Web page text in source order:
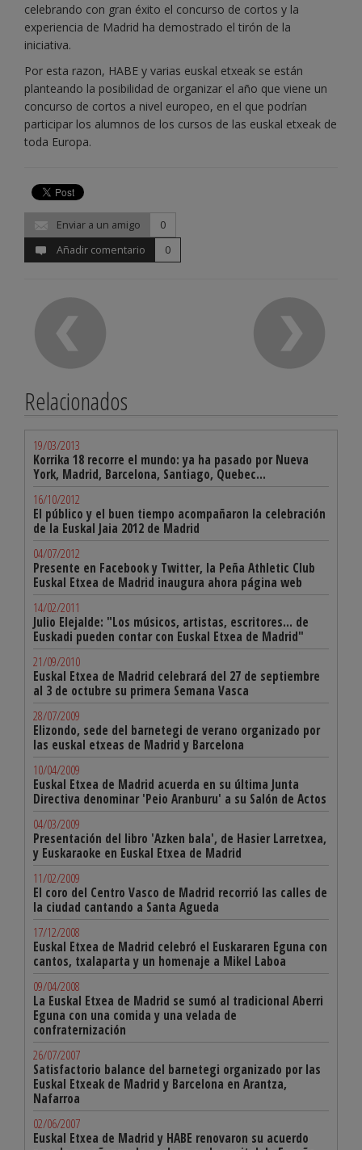
celebrando con gran éxito el concurso de cortos y la
experiencia de Madrid ha demostrado el tirón de la
iniciativa.
Por esta razon, HABE y varias euskal etxeak se están
planteando la posibilidad de organizar el año que viene un
concurso de cortos a nivel europeo, en el que podrían
participar los alumnos de los cursos de las euskal etxeak de
toda Europa.
Enviar a un amigo
0
Añadir comentario
0
Relacionados
19/03/2013
Korrika 18 recorre el mundo: ya ha pasado por Nueva
York, Madrid, Barcelona, Santiago, Quebec...
16/10/2012
El público y el buen tiempo acompañaron la celebración
de la Euskal Jaia 2012 de Madrid
04/07/2012
Presente en Facebook y Twitter, la Peña Athletic Club
Euskal Etxea de Madrid inaugura ahora página web
14/02/2011
Julio Elejalde: "Los músicos, artistas, escritores... de
Euskadi pueden contar con Euskal Etxea de Madrid"
21/09/2010
Euskal Etxea de Madrid celebrará del 27 de septiembre
al 3 de octubre su primera Semana Vasca
28/07/2009
Elizondo, sede del barnetegi de verano organizado por
las euskal etxeas de Madrid y Barcelona
10/04/2009
Euskal Etxea de Madrid acuerda en su última Junta
Directiva denominar 'Peio Aranburu' a su Salón de Actos
04/03/2009
Presentación del libro 'Azken bala', de Hasier Larretxea,
y Euskaraoke en Euskal Etxea de Madrid
11/02/2009
El coro del Centro Vasco de Madrid recorrió las calles de
la ciudad cantando a Santa Agueda
17/12/2008
Euskal Etxea de Madrid celebró el Euskararen Eguna con
cantos, txalaparta y un homenaje a Mikel Laboa
09/04/2008
La Euskal Etxea de Madrid se sumó al tradicional Aberri
Eguna con una comida y una velada de
confraternización
26/07/2007
Satisfactorio balance del barnetegi organizado por las
Euskal Etxeak de Madrid y Barcelona en Arantza,
Nafarroa
02/06/2007
Euskal Etxea de Madrid y HABE renovaron su acuerdo